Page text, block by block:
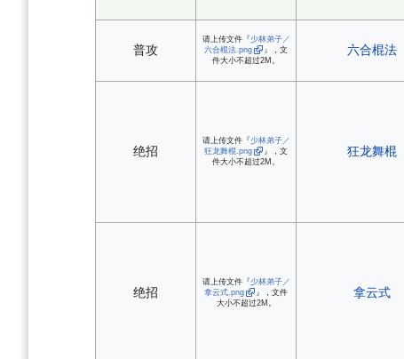
普攻
请上传文件『少林弟子／
六合棍法.png
』，文
件大小不超过2M。
六合棍法
绝招
请上传文件『少林弟子／
狂龙舞棍.png
』，文
件大小不超过2M。
狂龙舞棍
绝招
请上传文件『少林弟子／
拿云式.png
』，文件
大小不超过2M。
拿云式